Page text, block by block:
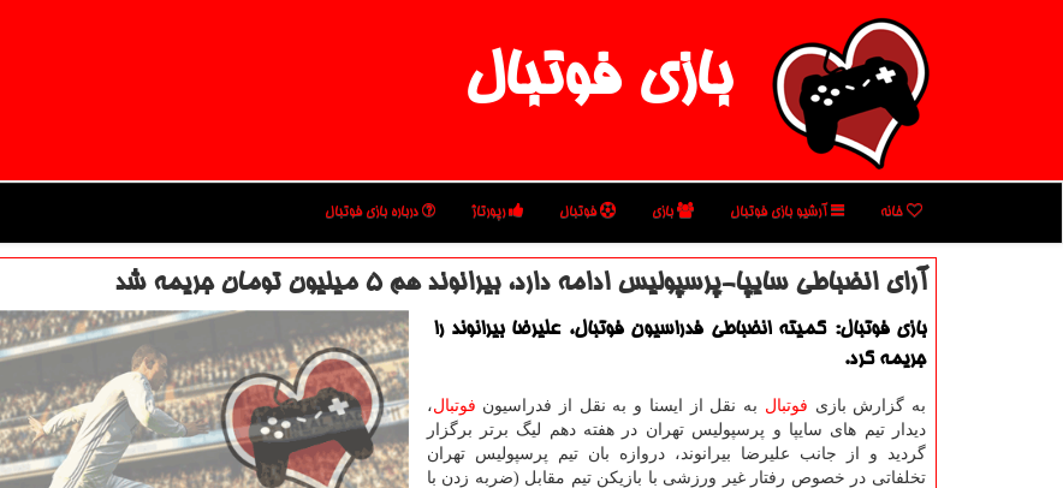
بازی فوتبال
خانه آرشیو بازی فوتبال بازی فوتبال رپورتاژ درباره بازی فوتبال
آرای انضباطی سایپا-پرسپولیس ادامه دارد، بیرانوند هم ۵ میلیون تومان جریمه شد
بازی فوتبال: كمیته انضباطی فدراسیون فوتبال، علیرضا بیرانوند را
جریمه كرد.
به گزارش بازی فوتبال به نقل از ایسنا و به نقل از فدراسیون فوتبال،
دیدار تیم های سایپا و پرسپولیس تهران در هفته دهم لیگ برتر برگزار
گردید و از جانب علیرضا بیرانوند، دروازه بان تیم پرسپولیس تهران
تخلفاتی در خصوص رفتار غیر ورزشی با بازیكن تیم مقابل (ضربه زدن با